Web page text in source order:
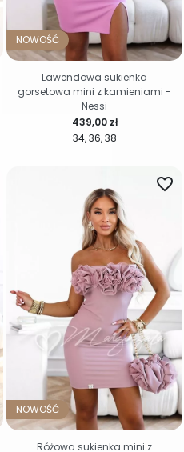
NOWOŚĆ
34 36 38
Cena
439,00 zł
Lawendowa sukienka
gorsetowa mini z kamieniami -
Nessi
NOWOŚĆ
favorite_border
Różowa sukienka mini z